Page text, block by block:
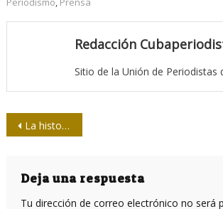
Redacción
Sitio de la Unión de Periodistas
Navegación
entradas
La historia de Bohemia es la historia de ustedes
Deja una respuesta
Tu dirección de correo electrónico no será